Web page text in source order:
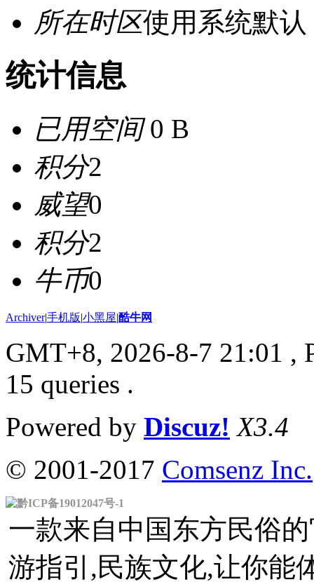
所在时区使用系统默认
统计信息
已用空间0 B
积分2
威望0
积分2
牛币0
Archiver|手机版|小黑屋|酷牛网
GMT+8, 2026-8-7 21:01 ,
15 queries .
Powered by Discuz! X3.4
© 2001-2017 Comsenz Inc.
黔ICP备19012047号-1
一款来自中国东方民俗
游指引,民族文化,让你能